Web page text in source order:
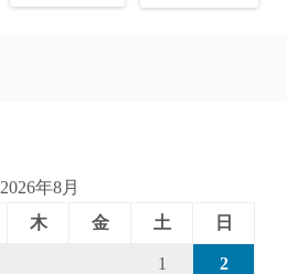
2026年8月
木 金 土 日
1 2